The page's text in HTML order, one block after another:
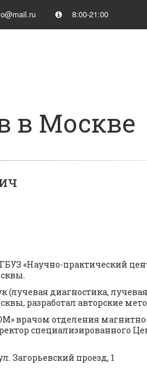
8:00-21:00
в Москве
«Научно-практический
диагностика,
разработал авторские
врачом отделения
специализированного
Загорьевский проезд, 1